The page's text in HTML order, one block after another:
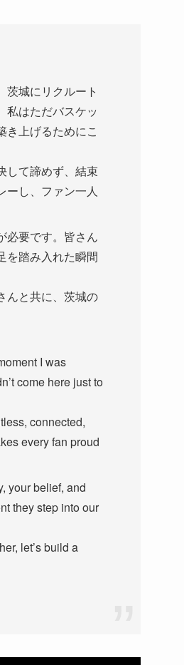
茨城にリクルート
私はただバスケッ
き上げるためにこ
して諦めず、結束
ーし、ファン一人
必要です。皆さん
を踏み入れた瞬間
んと共に、茨城の
I was
come here just to
connected,
every fan proud
your belief, and
they step into our
let’s build a